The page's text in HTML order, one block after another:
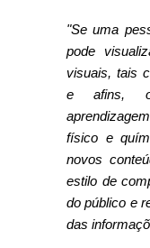
"Se uma
pode
visuais, tais
e afins,
físico e
novos
estilo de
do público e
das